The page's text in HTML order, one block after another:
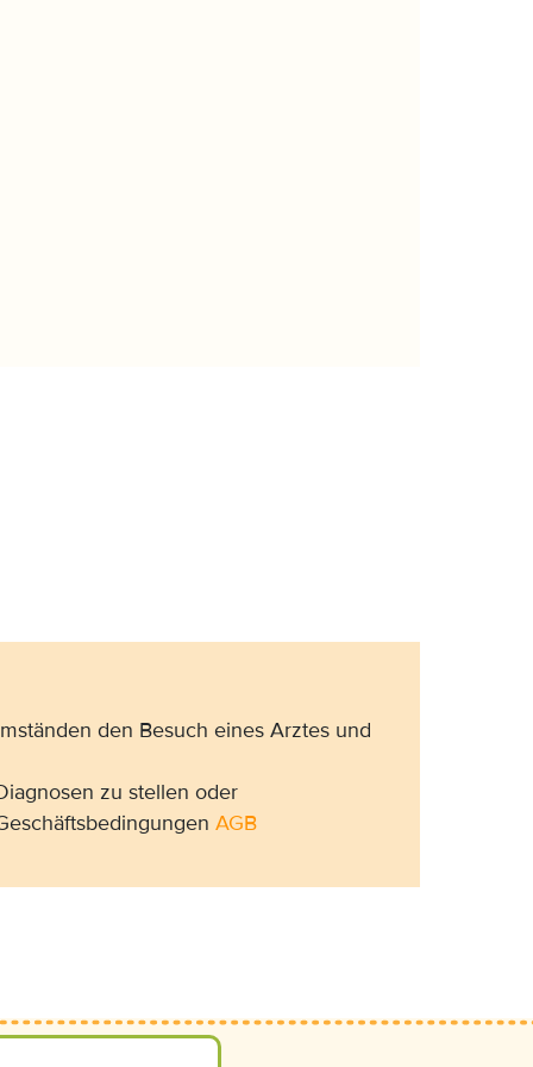
den Besuch eines Arztes und
zu stellen oder
AGB